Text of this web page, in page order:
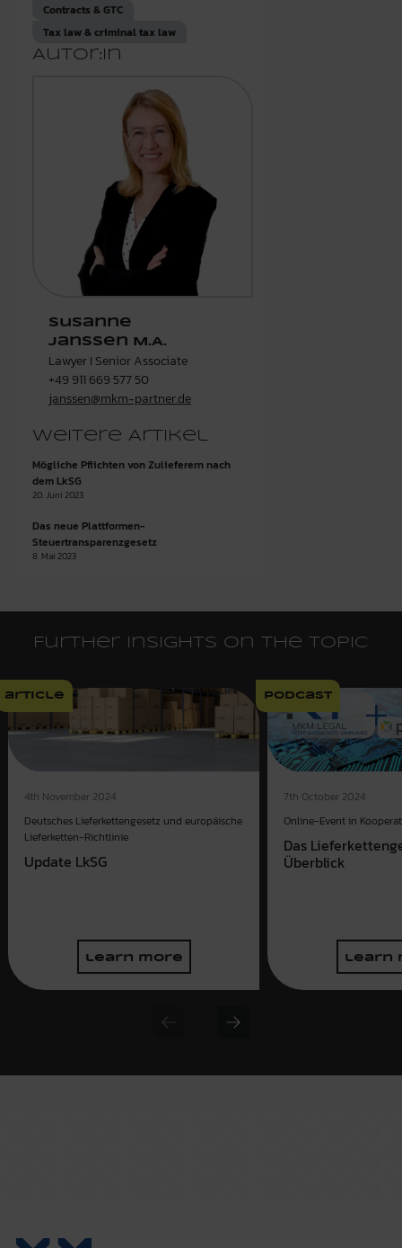
Contracts & GTC
Tax law & criminal tax law
Autor:in
Susanne
Janssen M.A.
Lawyer I Senior Associate
+49 911 669 577 50
janssen@mkm-partner.de
Weitere Artikel
Mögliche Pflichten von Zulieferern nach
dem LkSG
20. Juni 2023
Das neue Plattformen-
Steuertransparenzgesetz
8. Mai 2023
Further insights on the topic
article
4th November 2024
Deutsches Lieferkettengesetz und europäische
Lieferketten-Richtlinie
Update LkSG
learn more
podcast
7th October 2024
Online-Event in
Das
Überblick
learn
Previous slide
Next slide